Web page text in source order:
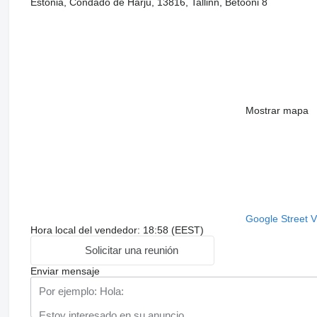
Mostrar mapa
Google Street
Hora local del vendedor: 18:58 (EEST)
Solicitar una reunión
Enviar mensaje